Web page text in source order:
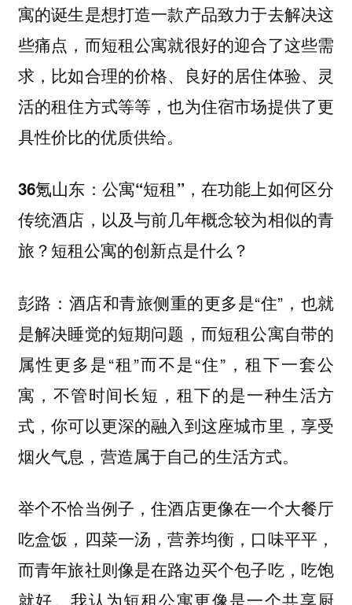
寓的诞生是想打造一款产品致力于去解决这
些痛点，而短租公寓就很好的迎合了这些需
求，比如合理的价格、良好的居住体验、灵
活的租住方式等等，也为住宿市场提供了更
具性价比的优质供给。
36氪山东：公寓“短租”，在功能上如何区分
传统酒店，以及与前几年概念较为相似的青
旅？短租公寓的创新点是什么？
彭路： 酒店和青旅侧重的更多是“住”，也就
是解决睡觉的短期问题，而短租公寓自带的
属性更多是“租”而不是“住”，租下一套公
寓，不管时间长短，租下的是一种生活方
式，你可以更深的融入到这座城市里，享受
烟火气息，营造属于自己的生活方式。
举个不恰当例子，住酒店更像在一个大餐厅
吃盒饭，四菜一汤，营养均衡，口味平平，
而青年旅社则像是在路边买个包子吃，吃饱
就好。我认为短租公寓更像是一个共享厨